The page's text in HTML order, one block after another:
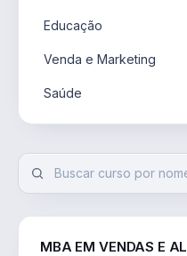
Educação
Venda e Marketing
Saúde
MBA EM VENDAS E